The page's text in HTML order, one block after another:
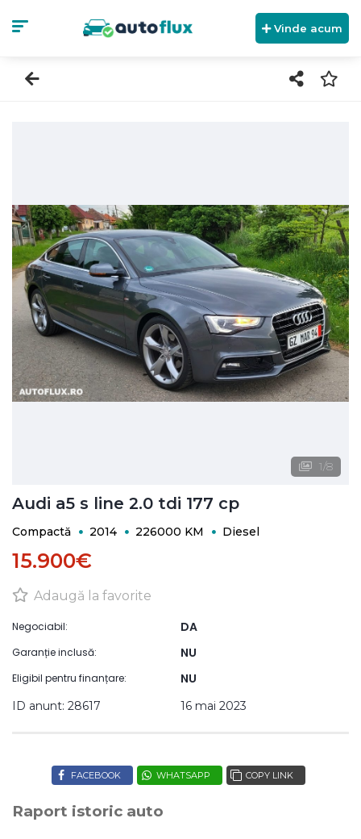
Vinde acum
1/8
Audi a5 s line 2.0 tdi 177 cp
Compactă 2014 226000 KM Diesel
15.900€
Adaugă la favorite
Negociabil: DA
Garanție inclusă: NU
Eligibil pentru finanțare: NU
ID anunt: 28617 16 mai 2023
FACEBOOK WHATSAPP COPY LINK
Raport istoric auto